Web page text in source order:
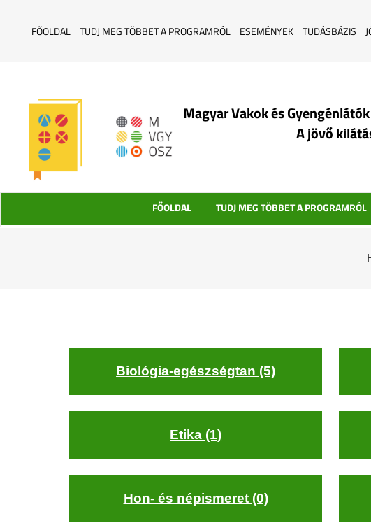
FŐOLDAL TUDJ MEG TÖBBET A PROGRAMRÓL ESEMÉNYEK TUDÁSBÁZIS
Magyar Vakok és
A jövő
FŐOLDAL TUDJ MEG TÖBBET A PROGRAMRÓL
Biológia-egészségtan (5)
Etika (1)
Hon- és népismeret (0)